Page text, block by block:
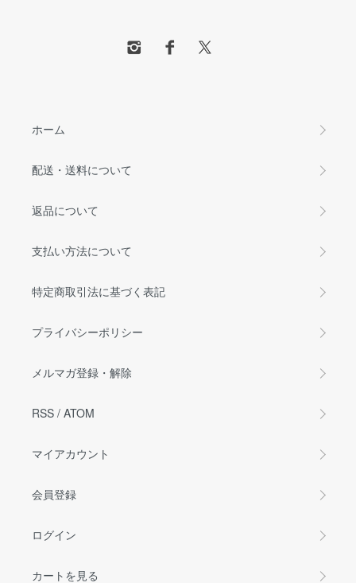
ホーム
配送・送料について
返品について
支払い方法について
特定商取引法に基づく表記
プライバシーポリシー
メルマガ登録・解除
RSS / ATOM
マイアカウント
会員登録
ログイン
カートを見る